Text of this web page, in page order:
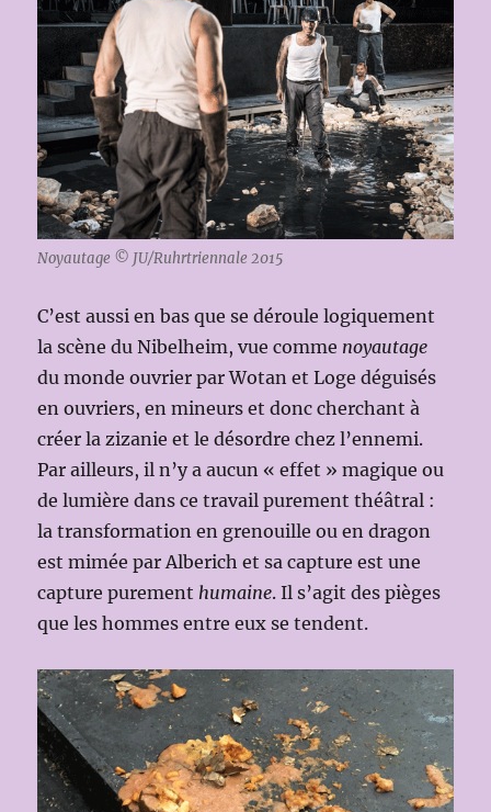
Noyautage © JU/Ruhrtriennale 2015
C’est aussi en bas que se déroule logiquement
la scène du Nibelheim, vue comme noyautage
du monde ouvrier par Wotan et Loge déguisés
en ouvriers, en mineurs et donc cherchant à
créer la zizanie et le désordre chez l’ennemi.
Par ailleurs, il n’y a aucun « effet » magique ou
de lumière dans ce travail purement théâtral :
la transformation en grenouille ou en dragon
est mimée par Alberich et sa capture est une
capture purement humaine. Il s’agit des pièges
que les hommes entre eux se tendent.